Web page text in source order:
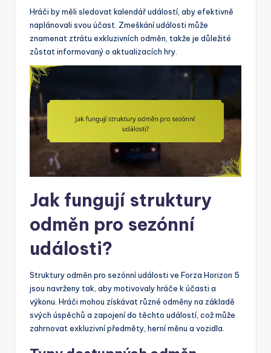
Hráči by měli sledovat kalendář událostí, aby efektivně
naplánovali svou účast. Zmeškání události může
znamenat ztrátu exkluzivních odměn, takže je důležité
zůstat informovaný o aktualizacích hry.
Jak fungují struktury
odměn pro sezónní
události?
Struktury odměn pro sezónní události ve Forza Horizon 5
jsou navrženy tak, aby motivovaly hráče k účasti a
výkonu. Hráči mohou získávat různé odměny na základě
svých úspěchů a zapojení do těchto událostí, což může
zahrnovat exkluzivní předměty, herní měnu a vozidla.